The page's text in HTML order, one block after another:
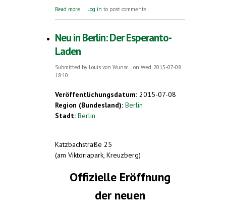
Read more about Esperanto-Tag 26. Juli 2015
Log in to post comments
Neu in Berlin: Der Esperanto-
Laden
Submitted by Louis von Wunsc...on Wed, 2015-07-08
18:10
Veröffentlichungsdatum: 2015-07-08
Region (Bundesland): Berlin
Stadt: Berlin
Katzbachstraße 25
(am Viktoriapark, Kreuzberg)
Offizielle Eröffnung
der neuen